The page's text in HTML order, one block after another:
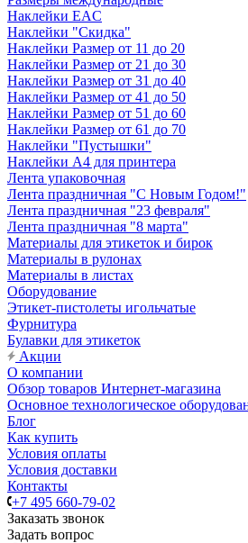
Наклейки EAC
Наклейки "Скидка"
Наклейки Размер от 11 до 20
Наклейки Размер от 21 до 30
Наклейки Размер от 31 до 40
Наклейки Размер от 41 до 50
Наклейки Размер от 51 до 60
Наклейки Размер от 61 до 70
Наклейки "Пустышки"
Наклейки А4 для принтера
Лента упаковочная
Лента праздничная "С Новым Годом!"
Лента праздничная "23 февраля"
Лента праздничная "8 марта"
Материалы для этикеток и бирок
Материалы в рулонах
Материалы в листах
Оборудование
Этикет-пистолеты игольчатые
Фурнитура
Булавки для этикеток
Акции
О компании
Обзор товаров Интернет-магазина
Основное технологическое
Блог
Как купить
Условия оплаты
Условия доставки
Контакты
+7 495 660-79-02
Заказать звонок
Задать вопрос